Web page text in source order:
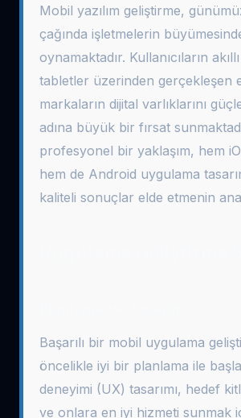
Mobil yazılım geliştirme,
çağında işletmelerin
oynamaktadır. Kullanıcıların
tabletler üzerinden gerçekleşen
markaların dijital varlıklarını
adına büyük bir fırsat
profesyonel bir yaklaşım, hem
hem de Android uygulama
kaliteli sonuçlar elde etmenin
Başarılı bir mobil uygulama
öncelikle iyi bir planlama ile
deneyimi (UX) tasarımı, hedef
ve onlara en iyi hizmeti sunmak